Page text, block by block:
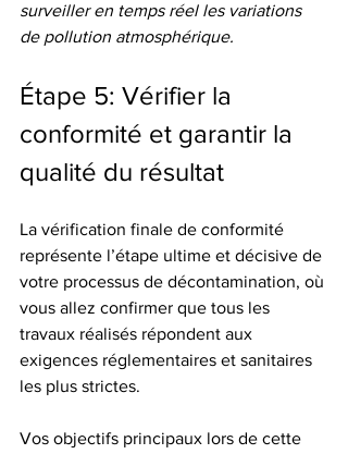
surveiller en temps réel les variations
de pollution atmosphérique.
Étape 5: Vérifier la
conformité et garantir la
qualité du résultat
La vérification finale de conformité
représente l’étape ultime et décisive de
votre processus de décontamination, où
vous allez confirmer que tous les
travaux réalisés répondent aux
exigences réglementaires et sanitaires
les plus strictes.
Vos objectifs principaux lors de cette